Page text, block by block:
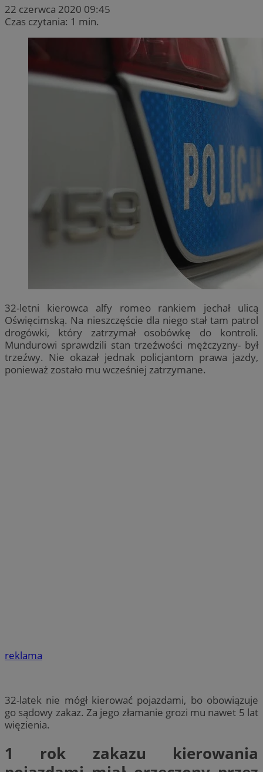
22 czerwca 2020 09:45
Czas czytania: 1 min.
32-letni kierowca alfy romeo rankiem jechał ulicą
Oświęcimską. Na nieszczęście dla niego stał tam patrol
drogówki, który zatrzymał osobówkę do kontroli.
Mundurowi sprawdzili stan trzeźwości mężczyzny- był
trzeźwy. Nie okazał jednak policjantom prawa jazdy,
ponieważ zostało mu wcześniej zatrzymane.
reklama
32-latek nie mógł kierować pojazdami, bo obowiązuje
go sądowy zakaz. Za jego złamanie grozi mu nawet 5 lat
więzienia.
1 rok zakazu kierowania